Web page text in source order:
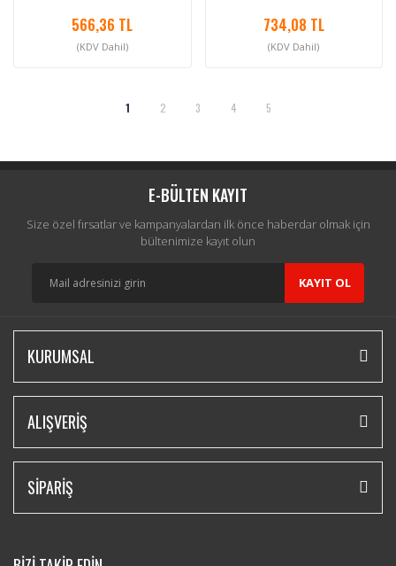
566,36 TL
(KDV Dahil)
734,08 TL
(KDV Dahil)
1 2 3 4 5
E-BÜLTEN KAYIT
Size özel fırsatlar ve kampanyalardan ilk önce haberdar olmak için
bültenimize kayıt olun
KAYIT OL
KURUMSAL
ALIŞVERİŞ
SİPARİŞ